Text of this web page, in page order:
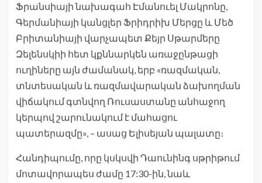
Ֆրանսիայի նախագահ Էմանուել Մակրոնը,
Գերմանիայի կանցլեր Ֆրիդրիխ Մերցը և Մեծ
Բրիտանիայի վարչապետ Քեյր Սթարմերը
Զելենսկիի հետ կքննարկեն առաջընթացի
ուղիները այն ժամանակ, երբ «ռազմական,
տնտեսական և ռազմավարական ձախողման
վիճակում գտնվող Ռուսաստանը անհաջող
կերպով շարունակում է մահացու
պատերազմը», – ասաց Ելիսեյան պալատը։
Հանդիպումը, որը կսկսվի Դաունինգ սթրիթում
մոտավորապես ժամը 17:30-ին, նաև